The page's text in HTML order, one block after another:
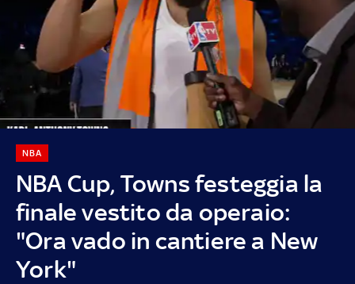
NBA Cup, Towns festeggia la
finale vestito da operaio:
"Ora vado in cantiere a New
York"
NBA